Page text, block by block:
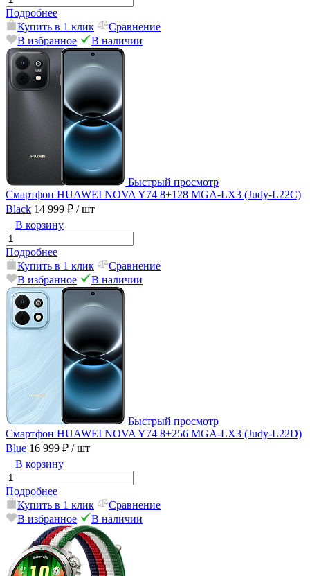
Подробнее
Купить в 1 клик
Сравнение
В избранное
В наличии
Быстрый просмотр
Смартфон HUAWEI NOVA Y74 8+128 MGA-LX3 (Judy-L22C)
Black 14 999 ₽ / шт
В корзину
Подробнее
Купить в 1 клик
Сравнение
В избранное
В наличии
Быстрый просмотр
Смартфон HUAWEI NOVA Y74 8+256 MGA-LX3 (Judy-L22D)
Blue 16 999 ₽ / шт
В корзину
Подробнее
Купить в 1 клик
Сравнение
В избранное
В наличии